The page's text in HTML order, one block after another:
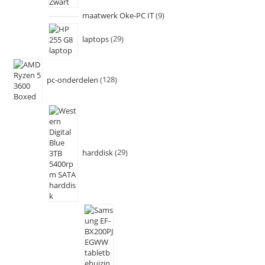
maatwerk Oke-PC IT 9
laptops 29
pc-onderdelen 128
harddisk 29